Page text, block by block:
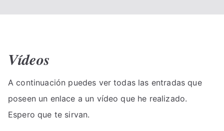
Vídeos
A continuación puedes ver todas las entradas que
poseen un enlace a un vídeo que he realizado.
Espero que te sirvan.